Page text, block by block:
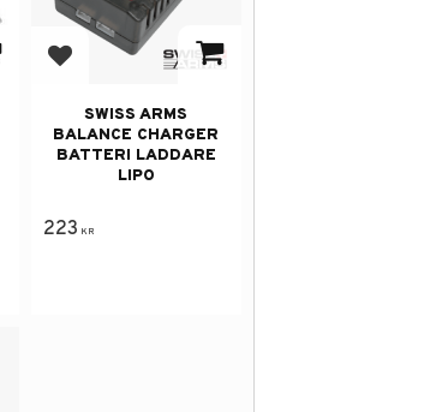
Add to favorites
SWISS ARMS
BALANCE CHARGER
BATTERI LADDARE
LIPO
223 KR